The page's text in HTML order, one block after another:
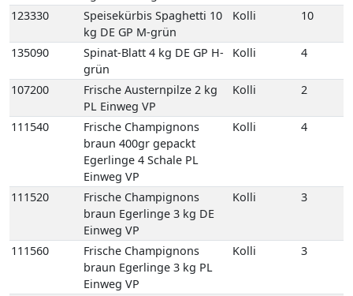
123330
Speisekürbis Spaghetti 10
kg DE GP M-grün
Kolli 10
135090
Spinat-Blatt 4 kg DE GP H-
grün
Kolli 4
107200
Frische Austernpilze 2 kg
PL Einweg VP
Kolli 2
111540
Frische Champignons
braun 400gr gepackt
Egerlinge 4 Schale PL
Einweg VP
Kolli 4
111520
Frische Champignons
braun Egerlinge 3 kg DE
Einweg VP
Kolli 3
111560
Frische Champignons
braun Egerlinge 3 kg PL
Einweg VP
Kolli 3